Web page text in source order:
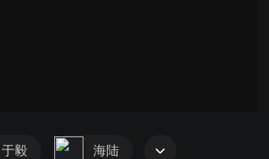
于毅 海陆